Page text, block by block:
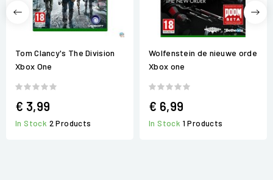
Tom Clancy's The Division
Xbox One
€ 3,99
In Stock 2 Products
Wolfenstein de nieuwe orde
Xbox one
€ 6,99
In Stock 1 Products